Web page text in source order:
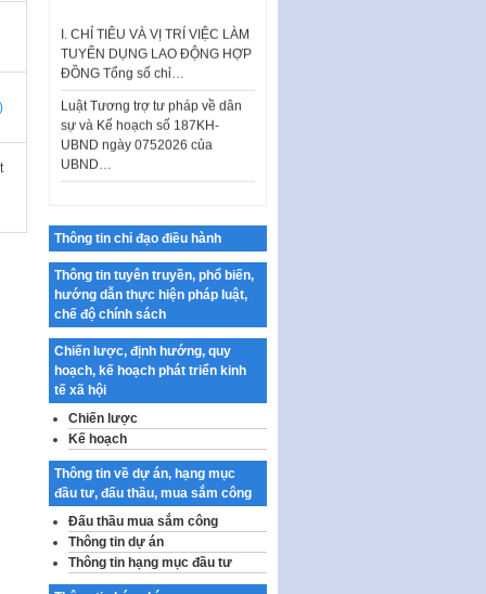
TUYỂN DỤNG LAO ĐỘNG HỢP
ĐỒNG Tổng số chỉ…
Luật Tương trợ tư pháp về dân
sự và Kế hoạch số 187KH-
UBND ngày 0752026 của
UBND…
Ban hành Danh mục vị trí khai
Kế hoạch Tổ chức Cuộc thi
chính luận về bảo vệ nền tảng tư
tưởng của Đảng…
Công bố công khai dự toán kinh
phí xây dựng pháp luật, hoàn
thiện thể chế, chính…
Quy định về nghiên cứu, ứng
dụng khoa học, công nghệ, đổi
mới sáng tạo và chuyển…
Quy định chi tiết và hướng dẫn
thi hành một số điều của Luật Lý
lịch tư…
Sửa đổi, bổ sung một số nội
dung tại Nghị quyết số 30/NQ-
CP ngày 24 tháng 02…
Thông tin chỉ đạo điều hành
Thông tin tuyên truyền, phổ biến,
hướng dẫn thực hiện pháp luật,
chế độ chính sách
Chiến lược, định hướng, quy
hoạch, kế hoạch phát triển kinh
tế xã hội
Chiến lược
Kế hoạch
Thông tin về dự án, hạng mục
đầu tư, đấu thầu, mua sắm công
Đấu thầu mua sắm công
Thông tin dự án
Thông tin hạng mục đầu tư